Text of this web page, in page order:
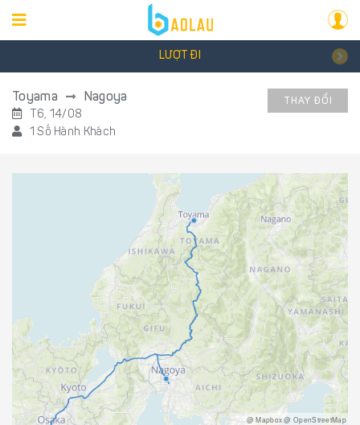
LƯỢT ĐI
Toyama Nagoya
T6, 14/08
1 Số Hành Khách
THAY ĐỔI
@ Mapbox @ OpenStreetMap